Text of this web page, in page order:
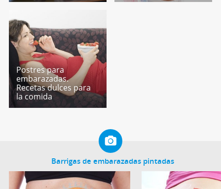
Postres para
embarazadas.
Recetas dulces para
la comida
Barrigas de embarazadas pintadas